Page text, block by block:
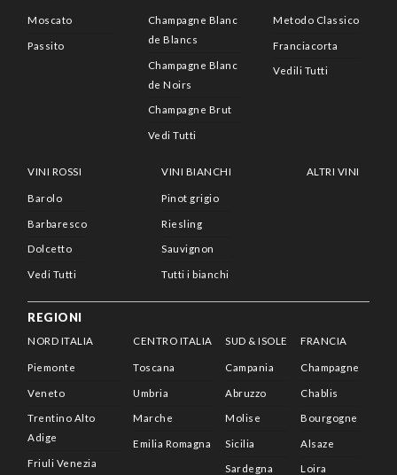
Moscato
Passito
Champagne Blanc
de Blancs
Champagne Blanc
de Noirs
Champagne Brut
Vedi Tutti
Metodo Classico
Franciacorta
Vedili Tutti
VINI ROSSI
Barolo
Barbaresco
Dolcetto
Vedi Tutti
VINI BIANCHI
Pinot grigio
Riesling
Sauvignon
Tutti i bianchi
ALTRI VINI
REGIONI
NORD ITALIA
Piemonte
Veneto
Trentino Alto
Adige
Friuli Venezia
CENTRO ITALIA
Toscana
Umbria
Marche
Emilia Romagna
SUD & ISOLE
Campania
Abruzzo
Molise
Sicilia
Sardegna
FRANCIA
Champagne
Chablis
Bourgogne
Alsaze
Loira